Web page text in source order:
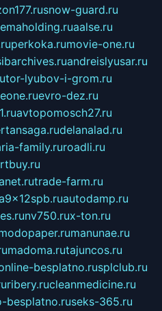
snow-guard.ru
aalse.ru
perkoka.rumovie-one.ru
andreislyusar.ru
tor-lyubov-i-grom.ru
evro-dez.ru
avtopomosch27.ru
delanalad.ru
family.ruroadli.ru
trade-farm.ru
autodamp.ru
nv750.rux-ton.ru
manunae.ru
madoma.rutajuncos.ru
besplatno.rusplclub.ru
ribery.rucleanmedicine.ru
besplatno.ruseks-365.ru